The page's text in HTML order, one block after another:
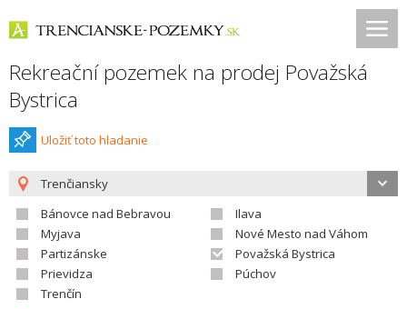
Rekreační pozemek na prodej Považská
Bystrica
Uložiť toto hladanie
Trenčiansky
Bánovce nad Bebravou
Ilava
Myjava
Nové Mesto nad Váhom
Partizánske
Považská Bystrica
Prievidza
Púchov
Trenčín